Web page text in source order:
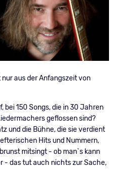
aus der Anfangszeit von
bei 150 Songs, die in 30 Jahren
geflossen sind?
und die Bühne, die sie verdient
Hits und Nummern,
mitsingt - ob man`s kann
- das tut auch nichts zur Sache,